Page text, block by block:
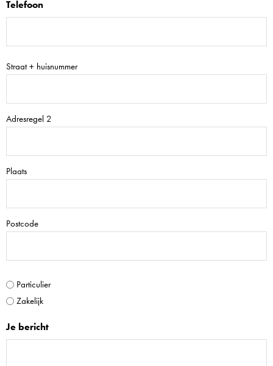
Telefoon
Adres
Straat + huisnummer
Adresregel 2
Plaats
Postcode
Soort
klant
Particulier
Zakelijk
Je bericht